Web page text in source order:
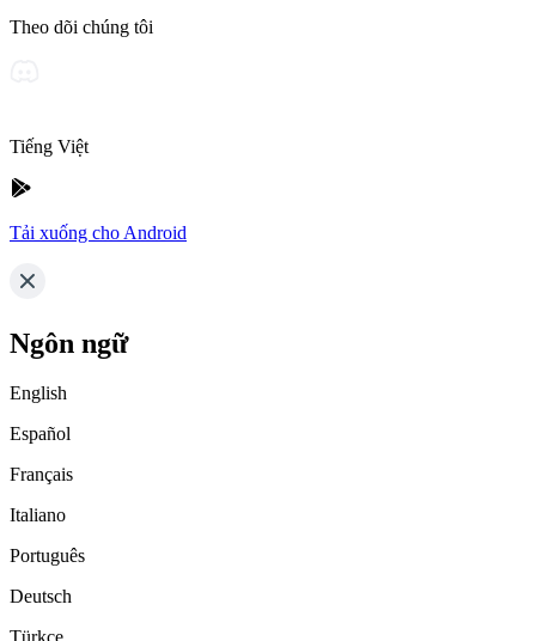
Theo dõi chúng tôi
Tiếng Việt
Tải xuống cho Android
Ngôn ngữ
English
Español
Français
Italiano
Português
Deutsch